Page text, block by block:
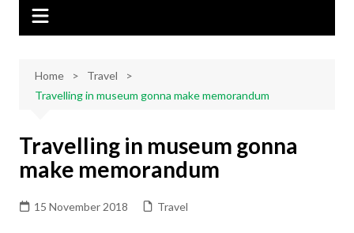
Home
Travel
Travelling in museum gonna make memorandum
Travelling in museum gonna
make memorandum
15 November 2018 Travel